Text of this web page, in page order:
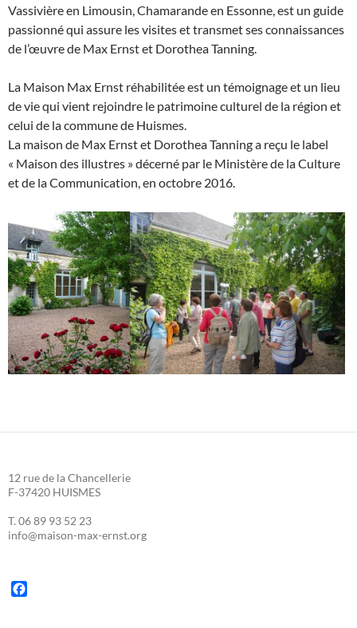
Vassivière en Limousin, Chamarande en Essonne, est un guide
passionné qui assure les visites et transmet ses connaissances
de l’œuvre de Max Ernst et Dorothea Tanning.
La Maison Max Ernst réhabilitée est un témoignage et un lieu
de vie qui vient rejoindre le patrimoine culturel de la région et
celui de la commune de Huismes.
La maison de Max Ernst et Dorothea Tanning a reçu le label
« Maison des illustres » décerné par le Ministère de la Culture
et de la Communication, en octobre 2016.
12 rue de la Chancellerie
F-37420 HUISMES
T. 06 89 93 52 23
info@maison-max-ernst.org